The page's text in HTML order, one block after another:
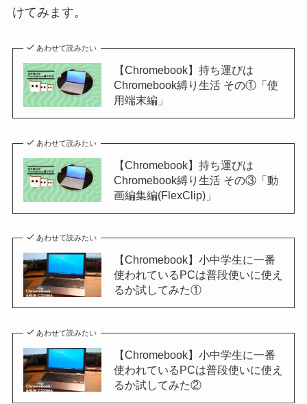
けてみます。
あわせて読みたい
【Chromebook】持ち運びは
Chromebook縛り生活 その①「使
用端末編」
あわせて読みたい
【Chromebook】持ち運びは
Chromebook縛り生活 その③「動
画編集編(FlexClip)」
あわせて読みたい
【Chromebook】小中学生に一番
使われているPCは普段使いに使え
るか試してみた①
あわせて読みたい
【Chromebook】小中学生に一番
使われているPCは普段使いに使え
るか試してみた②